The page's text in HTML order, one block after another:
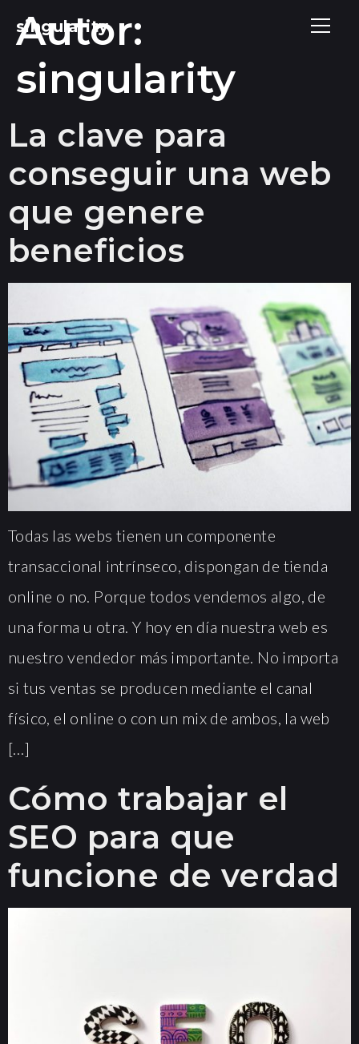
singularity
Autor:
singularity
La clave para
conseguir una web
que genere
beneficios
Todas las webs tienen un componente
transaccional intrínseco, dispongan de tienda
online o no. Porque todos vendemos algo, de
una forma u otra. Y hoy en día nuestra web es
nuestro vendedor más importante. No importa
si tus ventas se producen mediante el canal
físico, el online o con un mix de ambos, la web
[…]
Cómo trabajar el
SEO para que
funcione de verdad